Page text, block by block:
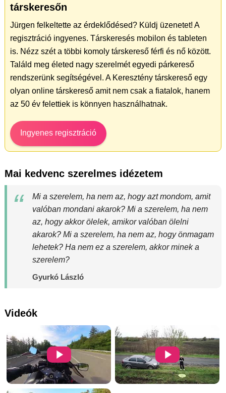
társkeresőn
Jürgen felkeltette az érdeklődésed? Küldj üzenetet! A
regisztráció ingyenes. Társkeresés mobilon és tableten
is. Nézz szét a többi komoly társkereső férfi és nő között.
Találd meg életed nagy szerelmét egyedi párkereső
rendszerünk segítségével. A Keresztény társkereső egy
olyan online társkereső amit nem csak a fiatalok, hanem
az 50 év felettiek is könnyen használhatnak.
Ingyenes regisztráció
Mai kedvenc szerelmes idézetem
Mi a szerelem, ha nem az, hogy azt mondom, amit
valóban mondani akarok? Mi a szerelem, ha nem
az, hogy akkor ölelek, amikor valóban ölelni
akarok? Mi a szerelem, ha nem az, hogy önmagam
lehetek? Ha nem ez a szerelem, akkor minek a
szerelem?
Gyurkó László
Videók